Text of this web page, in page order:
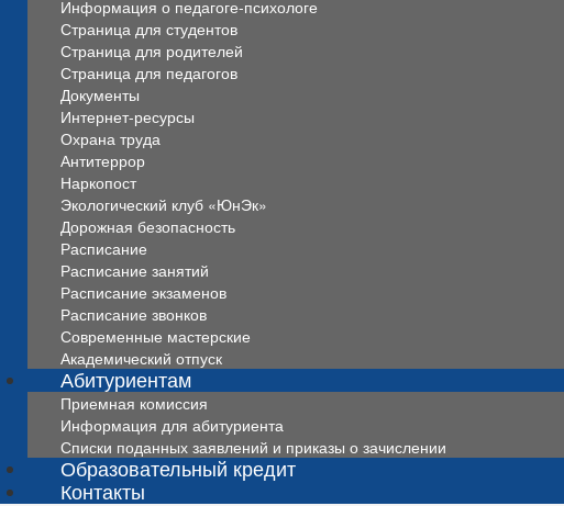
Информация о педагоге-психологе
Страница для студентов
Страница для родителей
Страница для педагогов
Документы
Интернет-ресурсы
Охрана труда
Антитеррор
Наркопост
Экологический клуб «ЮнЭк»
Дорожная безопасность
Расписание
Расписание занятий
Расписание экзаменов
Расписание звонков
Современные мастерские
Академический отпуск
Абитуриентам
Приемная комиссия
Информация для абитуриента
Списки поданных заявлений и приказы о зачислении
Образовательный кредит
Контакты